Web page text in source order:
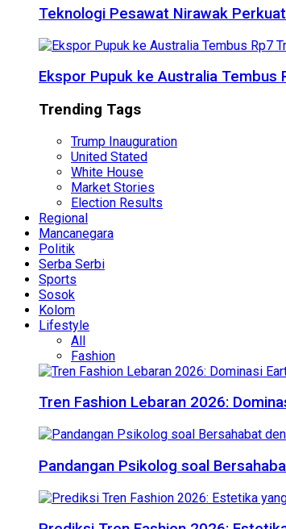
Teknologi Pesawat Nirawak
Ekspor Pupuk ke Australia Tembus
Trending Tags
Trump Inauguration
United Stated
White House
Market Stories
Election Results
Regional
Mancanegara
Politik
Serba Serbi
Sports
Sosok
Kolom
Lifestyle
All
Fashion
Tren Fashion Lebaran 2026:
Pandangan Psikolog soal